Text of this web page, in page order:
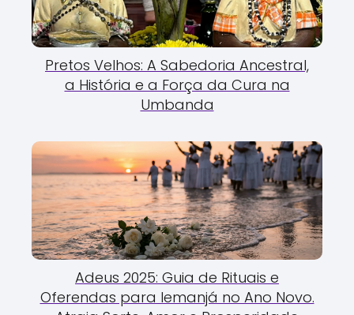
Pretos Velhos: A Sabedoria Ancestral,
a História e a Força da Cura na
Umbanda
Adeus 2025: Guia de Rituais e
Oferendas para Iemanjá no Ano Novo.